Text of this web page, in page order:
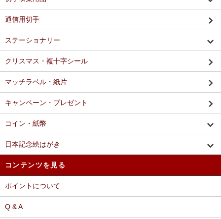
通信用切手
ステーショナリー
クリスマス・複十字シール
マッチラベル・紙片
キャンペーン・プレゼント
コイン・紙幣
日本記念絵はがき
コンテンツを見る
ポイントについて
Q & A